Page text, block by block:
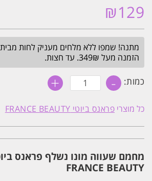
₪129
מתנה! שמפו ללא מלחים מעניק לחות
הזמנה מעל 349₪. עד חצות.
כמות: - כמות
של
שעווה
רולר
פראנס
ביוטי
+
כל מוצרי פראנס ביוטי FRANCE BEAUTY
FRANCE BEAUTY